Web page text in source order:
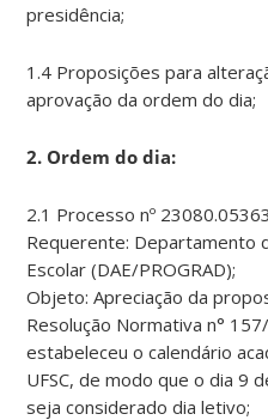
presidência;
1.4 Proposições para
aprovação da ordem do dia;
2. Ordem do dia:
2.1 Processo nº
Requerente: Departamento
Escolar (DAE/PROGRAD);
Objeto: Apreciação da
Resolução Normativa n°
estabeleceu o calendário
UFSC, de modo que o dia 9
seja considerado dia letivo;